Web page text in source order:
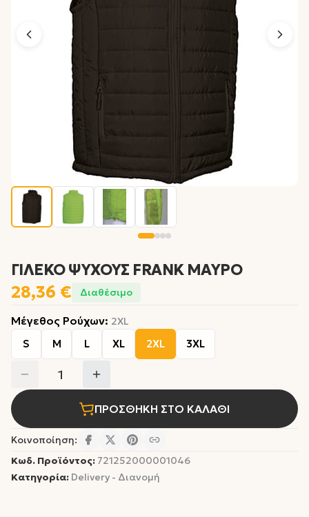
ΓΙΛΕΚΟ ΨΥΧΟΥΣ FRANK ΜΑΥΡΟ
28,36 € Διαθέσιμο
Μέγεθος Ρούχων: 2XL
S M L XL 2XL 3XL
1
ΠΡΟΣΘΗΚΗ ΣΤΟ ΚΑΛΑΘΙ
Κοινοποίηση:
Κωδ. Προϊόντος: 721252000001046
Κατηγορία: Delivery - Διανομή